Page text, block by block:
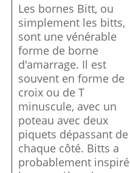
Les bornes Bitt, ou
simplement les bitts,
sont une vénérable
forme de borne
d'amarrage. Il est
souvent en forme de
croix ou de T
minuscule, avec un
poteau avec deux
piquets dépassant de
chaque côté. Bitts a
probablement inspiré